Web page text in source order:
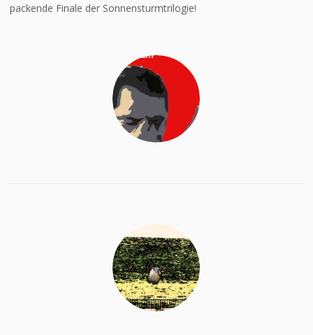
packende Finale der Sonnensturmtrilogie!